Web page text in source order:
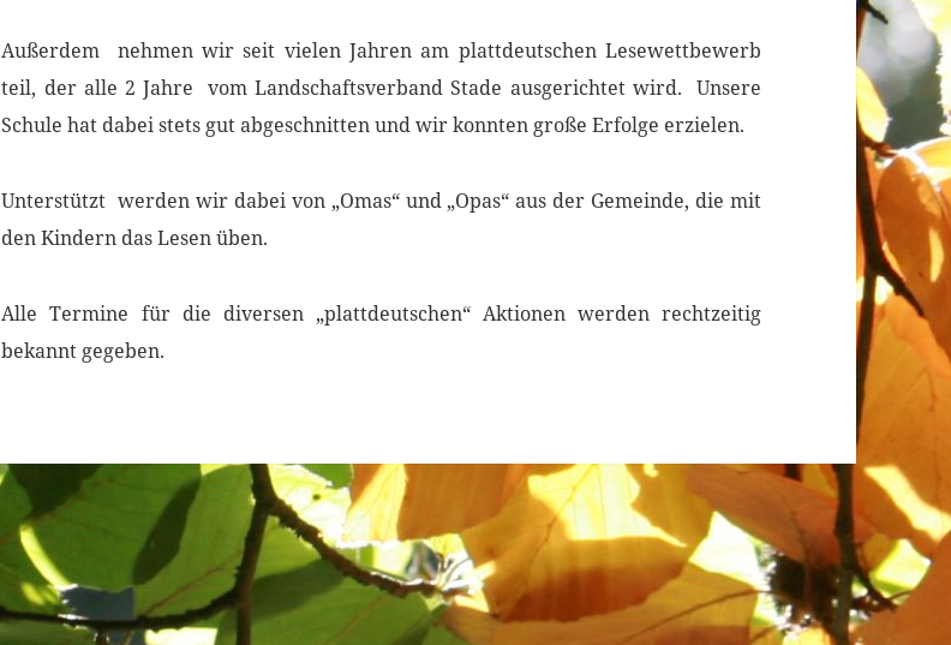
Außerdem nehmen wir seit vielen Jahren am plattdeutschen Lesewettbewerb
teil, der alle 2 Jahre vom Landschaftsverband Stade ausgerichtet wird. Unsere
Schule hat dabei stets gut abgeschnitten und wir konnten große Erfolge erzielen.
Unterstützt werden wir dabei von „Omas“ und „Opas“ aus der Gemeinde, die mit
den Kindern das Lesen üben.
Alle Termine für die diversen „plattdeutschen“ Aktionen werden rechtzeitig
bekannt gegeben.